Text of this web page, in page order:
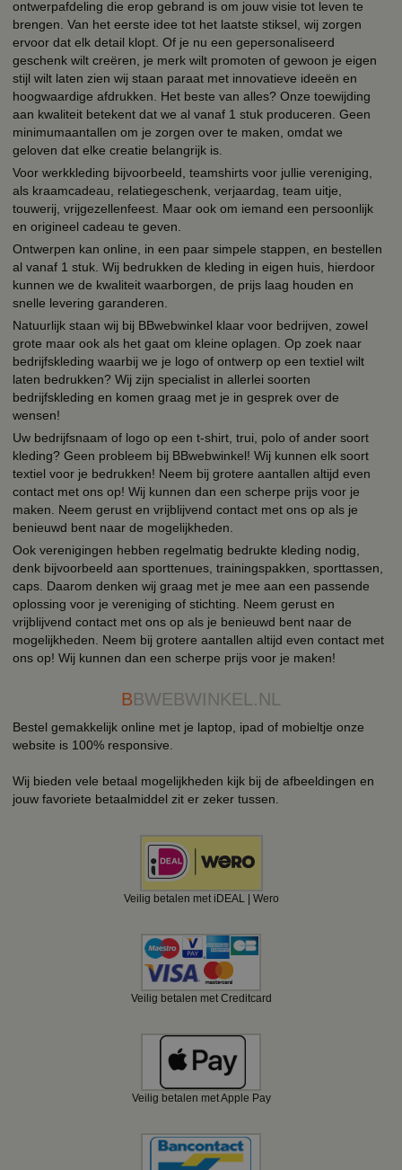
ontwerpafdeling die erop gebrand is om jouw visie tot leven te
brengen. Van het eerste idee tot het laatste stiksel, wij zorgen
ervoor dat elk detail klopt. Of je nu een gepersonaliseerd
geschenk wilt creëren, je merk wilt promoten of gewoon je eigen
stijl wilt laten zien wij staan paraat met innovatieve ideeën en
hoogwaardige afdrukken. Het beste van alles? Onze toewijding
aan kwaliteit betekent dat we al vanaf 1 stuk produceren. Geen
minimumaantallen om je zorgen over te maken, omdat we
geloven dat elke creatie belangrijk is.
Voor werkkleding bijvoorbeeld, teamshirts voor jullie vereniging,
als kraamcadeau, relatiegeschenk, verjaardag, team uitje,
touwerij, vrijgezellenfeest. Maar ook om iemand een persoonlijk
en origineel cadeau te geven.
Ontwerpen kan online, in een paar simpele stappen, en bestellen
al vanaf 1 stuk. Wij bedrukken de kleding in eigen huis, hierdoor
kunnen we de kwaliteit waarborgen, de prijs laag houden en
snelle levering garanderen.
Natuurlijk staan wij bij BBwebwinkel klaar voor bedrijven, zowel
grote maar ook als het gaat om kleine oplagen. Op zoek naar
bedrijfskleding waarbij we je logo of ontwerp op een textiel wilt
laten bedrukken? Wij zijn specialist in allerlei soorten
bedrijfskleding en komen graag met je in gesprek over de
wensen!
Uw bedrijfsnaam of logo op een t-shirt, trui, polo of ander soort
kleding? Geen probleem bij BBwebwinkel! Wij kunnen elk soort
textiel voor je bedrukken! Neem bij grotere aantallen altijd even
contact met ons op! Wij kunnen dan een scherpe prijs voor je
maken. Neem gerust en vrijblijvend contact met ons op als je
benieuwd bent naar de mogelijkheden.
Ook verenigingen hebben regelmatig bedrukte kleding nodig,
denk bijvoorbeeld aan sporttenues, trainingspakken, sporttassen,
caps. Daarom denken wij graag met je mee aan een passende
oplossing voor je vereniging of stichting. Neem gerust en
vrijblijvend contact met ons op als je benieuwd bent naar de
mogelijkheden. Neem bij grotere aantallen altijd even contact met
ons op! Wij kunnen dan een scherpe prijs voor je maken!
BBWEBWINKEL.NL
Bestel gemakkelijk online met je laptop, ipad of mobieltje onze
website is 100% responsive.
Wij bieden vele betaal mogelijkheden kijk bij de afbeeldingen en
jouw favoriete betaalmiddel zit er zeker tussen.
Veilig betalen met iDEAL | Wero
Veilig betalen met Creditcard
Veilig betalen met Apple Pay